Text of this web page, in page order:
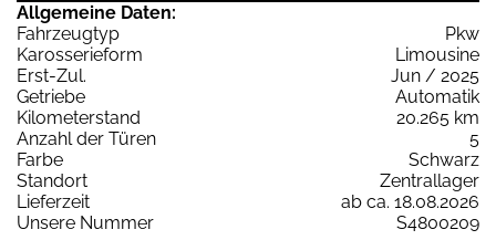
Allgemeine Daten:
Fahrzeugtyp
Pkw
Karosserieform
Limousine
Erst-Zul.
Jun / 2025
Getriebe
Automatik
Kilometerstand
20.265 km
Anzahl der Türen
5
Farbe
Schwarz
Standort
Zentrallager
Lieferzeit
ab ca. 18.08.2026
Unsere Nummer
S4800209